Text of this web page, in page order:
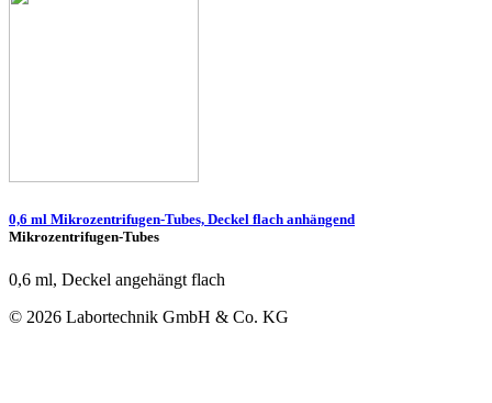
0,6 ml Mikrozentrifugen-Tubes, Deckel flach anhängend
Mikrozentrifugen-Tubes
0,6 ml, Deckel angehängt flach
© 2026 Labortechnik GmbH & Co. KG